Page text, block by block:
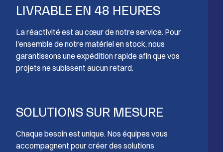
LIVRABLE EN 48 HEURES
La réactivité est au cœur de notre service. Pour
l'ensemble de notre matériel en stock, nous
garantissons une expédition rapide afin que vos
projets ne subissent aucun retard.
SOLUTIONS SUR MESURE
Chaque besoin est unique. Nos équipes vous
accompagnent pour créer des solutions